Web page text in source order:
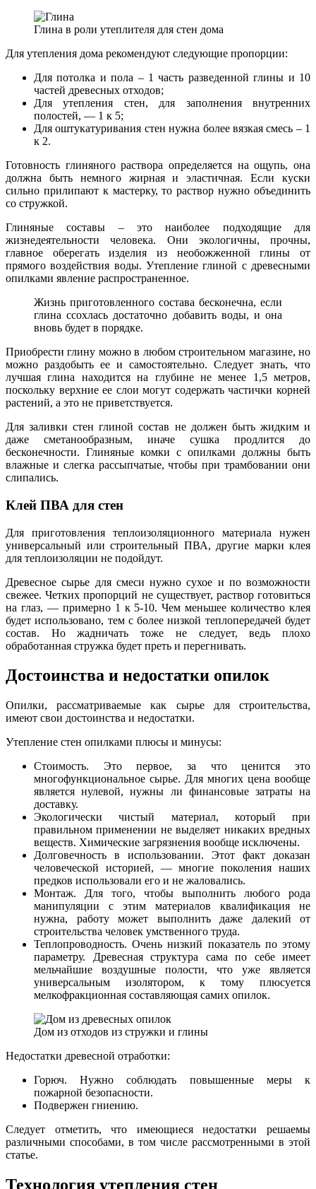
Глина в роли утеплителя для стен дома
Для утепления дома рекомендуют следующие пропорции:
Для потолка и пола – 1 часть разведенной глины и 10
частей древесных отходов;
Для утепления стен, для заполнения внутренних
полостей, — 1 к 5;
Для оштукатуривания стен нужна более вязкая смесь – 1
к 2.
Готовность глиняного раствора определяется на ощупь, она
должна быть немного жирная и эластичная. Если куски
сильно прилипают к мастерку, то раствор нужно объединить
со стружкой.
Глиняные составы – это наиболее подходящие для
жизнедеятельности человека. Они экологичны, прочны,
главное оберегать изделия из необожженной глины от
прямого воздействия воды. Утепление глиной с древесными
опилками явление распространенное.
Жизнь приготовленного состава бесконечна, если
глина ссохлась достаточно добавить воды, и она
вновь будет в порядке.
Приобрести глину можно в любом строительном магазине, но
можно раздобыть ее и самостоятельно. Следует знать, что
лучшая глина находится на глубине не менее 1,5 метров,
поскольку верхние ее слои могут содержать частички корней
растений, а это не приветствуется.
Для заливки стен глиной состав не должен быть жидким и
даже сметанообразным, иначе сушка продлится до
бесконечности. Глиняные комки с опилками должны быть
влажные и слегка рассыпчатые, чтобы при трамбовании они
слипались.
Клей ПВА для стен
Для приготовления теплоизоляционного материала нужен
универсальный или строительный ПВА, другие марки клея
для теплоизоляции не подойдут.
Древесное сырье для смеси нужно сухое и по возможности
свежее. Четких пропорций не существует, раствор готовиться
на глаз, — примерно 1 к 5-10. Чем меньшее количество клея
будет использовано, тем с более низкой теплопередачей будет
состав. Но жадничать тоже не следует, ведь плохо
обработанная стружка будет преть и перегнивать.
Достоинства и недостатки опилок
Опилки, рассматриваемые как сырье для строительства,
имеют свои достоинства и недостатки.
Утепление стен опилками плюсы и минусы:
Стоимость. Это первое, за что ценится это
многофункциональное сырье. Для многих цена вообще
является нулевой, нужны ли финансовые затраты на
доставку.
Экологически чистый материал, который при
правильном применении не выделяет никаких вредных
веществ. Химические загрязнения вообще исключены.
Долговечность в использовании. Этот факт доказан
человеческой историей, — многие поколения наших
предков использовали его и не жаловались.
Монтаж. Для того, чтобы выполнить любого рода
манипуляции с этим материалов квалификация не
нужна, работу может выполнить даже далекий от
строительства человек умственного труда.
Теплопроводность. Очень низкий показатель по этому
параметру. Древесная структура сама по себе имеет
мельчайшие воздушные полости, что уже является
универсальным изолятором, к тому плюсуется
мелкофракционная составляющая самих опилок.
Дом из отходов из стружки и глины
Недостатки древесной отработки:
Горюч. Нужно соблюдать повышенные меры к
пожарной безопасности.
Подвержен гниению.
Следует отметить, что имеющиеся недостатки решаемы
различными способами, в том числе рассмотренными в этой
статье.
Технология утепления стен